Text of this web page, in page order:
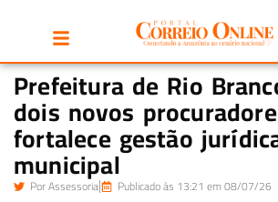
Prefeitura de Rio
dois novos
fortalece gestão
municipal
PorAssessoria Publicado às 13:21 em 08/07/26